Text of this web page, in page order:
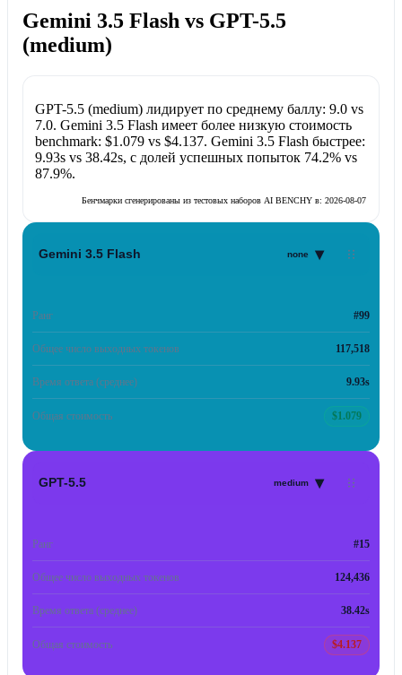
Gemini 3.5 Flash vs GPT-5.5
(medium)
GPT-5.5 (medium)лидирует по среднему баллу: 9.0vs
7.0. Gemini 3.5 Flash имеет более низкую стоимость
benchmark: $1.079vs $4.137. Gemini 3.5 Flash быстрее:
9.93svs 38.42s, с долей успешных попыток 74.2%vs
87.9%.
Бенчмарки сгенерированы из тестовых наборов AI BENCHY в: 2026-08-07
Gemini 3.5 Flash none ▾
Ранг #99
Общее число выходных токенов 117,518
Время ответа (среднее) 9.93s
Общая стоимость $1.079
GPT-5.5 medium ▾
Ранг #15
Общее число выходных токенов 124,436
Время ответа (среднее) 38.42s
Общая стоимость $4.137